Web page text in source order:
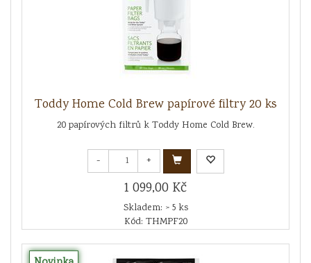
Toddy Home Cold Brew papírové filtry 20 ks
20 papírových filtrů k Toddy Home Cold Brew.
- +
1 099,00 Kč
Skladem: > 5 ks
Kód: THMPF20